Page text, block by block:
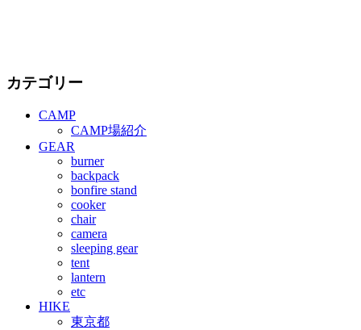
カテゴリー
CAMP
CAMP場紹介
GEAR
burner
backpack
bonfire stand
cooker
chair
camera
sleeping gear
tent
lantern
etc
HIKE
東京都